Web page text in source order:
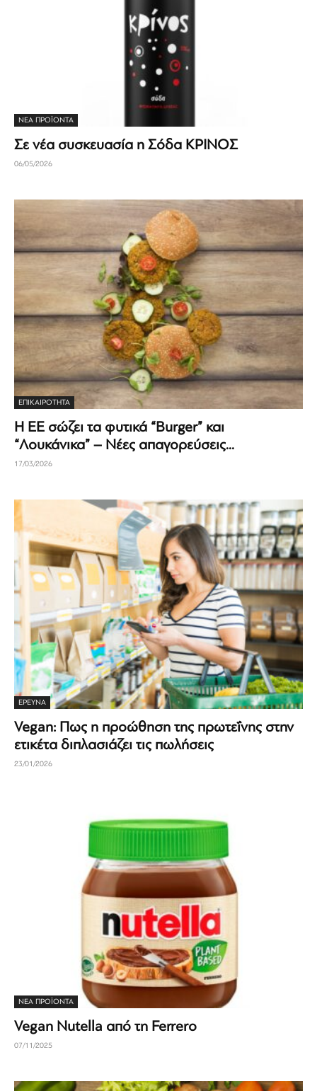
ΝΕΑ ΠΡΟΪΟΝΤΑ
Σε νέα συσκευασία η Σόδα ΚΡΙΝΟΣ
06/05/2026
ΕΠΙΚΑΙΡΟΤΗΤΑ
Η ΕΕ σώζει τα φυτικά “Burger” και
“Λουκάνικα” – Νέες απαγορεύσεις...
17/03/2026
ΈΡΕΥΝΑ
Vegan: Πως η προώθηση της πρωτεΐνης στην
ετικέτα διπλασιάζει τις πωλήσεις
23/01/2026
ΝΕΑ ΠΡΟΪΟΝΤΑ
Vegan Nutella από τη Ferrero
07/11/2025